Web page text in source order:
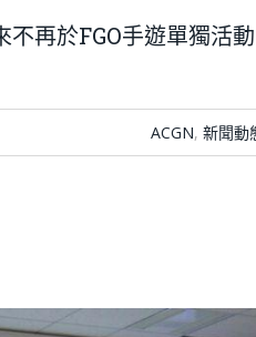
不再於FGO手遊單獨活動
ACGN, 新聞動